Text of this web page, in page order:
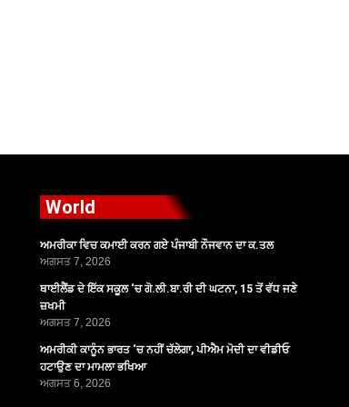
World
ਅਮਰੀਕਾ ਵਿਚ ਕਮਾਈ ਕਰਨ ਗਏ ਪੰਜਾਬੀ ਨੌਜਵਾਨ ਦਾ ਕ.ਤਲ
ਅਗਸਤ 7, 2026
ਥਾਈਲੈਂਡ ਦੇ ਇੱਕ ਸਕੂਲ ‘ਚ ਗੋ.ਲੀ.ਬਾ.ਰੀ ਦੀ ਘਟਨਾ, 15 ਤੋਂ ਵੱਧ ਜਣੇ
ਜ਼ਖਮੀ
ਅਗਸਤ 7, 2026
ਅਮਰੀਕੀ ਕਾਨੂੰਨ ਭਾਰਤ ‘ਚ ਨਹੀਂ ਚੱਲੇਗਾ, ਪੀਐਮ ਮੋਦੀ ਦਾ ਵੀਡੀਓ
ਹਟਾਉਣ ਦਾ ਮਾਮਲਾ ਭਖਿਆ
ਅਗਸਤ 6, 2026